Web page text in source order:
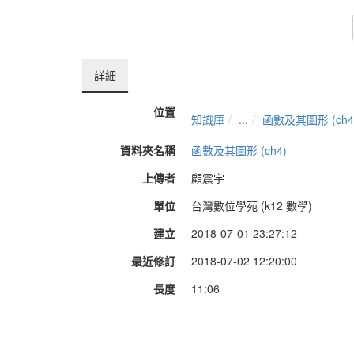
詳細
位置 知識庫 ...
函數及其圖形
資料夾名稱
函數及其圖形 (ch4)
上傳者
顧震宇
單位
台灣數位學苑 (k12 數學)
建立
2018-07-01 23:27:12
最近修訂
2018-07-02 12:20:00
長度
11:06